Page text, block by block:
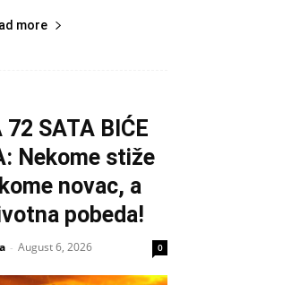
more
72 SATA BIĆE
Nekome stiže
novac, a
pobeda!
- August 6, 2026 0